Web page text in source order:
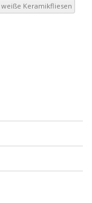
weiße Keramikfliesen